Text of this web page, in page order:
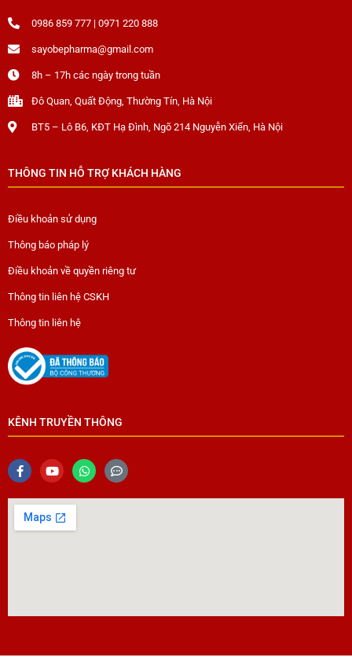
0986 859 777 | 0971 220 888
sayobepharma@gmail.com
8h – 17h các ngày trong tuần
Đô Quan, Quất Động, Thường Tín, Hà Nội
BT5 – Lô B6, KĐT Hạ Đình, Ngõ 214 Nguyễn Xiển, Hà Nội
THÔNG TIN HỖ TRỢ KHÁCH HÀNG
Điều khoản sử dụng
Thông báo pháp lý
Điều khoản về quyền riêng tư
Thông tin liên hệ CSKH
Thông tin liên hệ
KÊNH TRUYỀN THÔNG